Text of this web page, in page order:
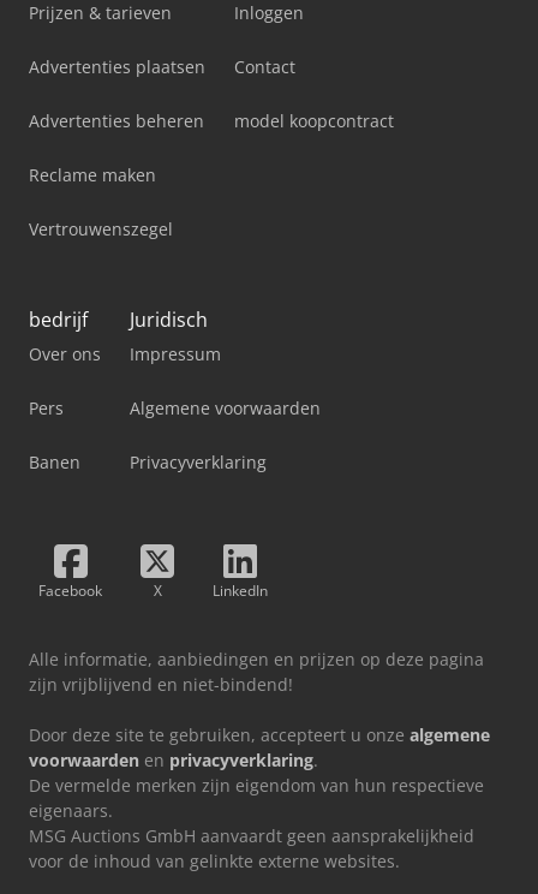
Prijzen & tarieven
Advertenties plaatsen
Advertenties beheren
Reclame maken
Vertrouwenszegel
Inloggen
Contact
model koopcontract
bedrijf
Over ons
Pers
Banen
Juridisch
Impressum
Algemene voorwaarden
Privacyverklaring
Facebook X LinkedIn
Alle informatie, aanbiedingen en prijzen op deze pagina
zijn vrijblijvend en niet-bindend!
Door deze site te gebruiken, accepteert u onze algemene
voorwaarden en privacyverklaring.
De vermelde merken zijn eigendom van hun respectieve
eigenaars.
MSG Auctions GmbH aanvaardt geen aansprakelijkheid
voor de inhoud van gelinkte externe websites.